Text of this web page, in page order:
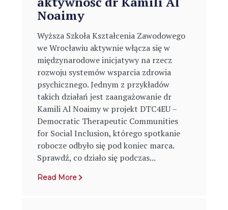
Noaimy
Wyższa Szkoła Kształcenia Zawodowego
we Wrocławiu aktywnie włącza się w
międzynarodowe inicjatywy na rzecz
rozwoju systemów wsparcia zdrowia
psychicznego. Jednym z przykładów
takich działań jest zaangażowanie dr
Kamili Al Noaimy w projekt DTC4EU –
Democratic Therapeutic Communities
for Social Inclusion, którego spotkanie
robocze odbyło się pod koniec marca.
Sprawdź, co działo się podczas...
Read More